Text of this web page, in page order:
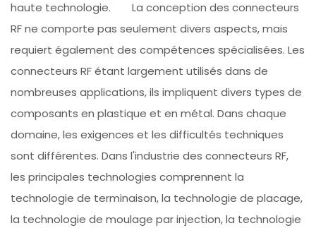
haute technologie. La conception des connecteurs
RF ne comporte pas seulement divers aspects, mais
requiert également des compétences spécialisées. Les
connecteurs RF étant largement utilisés dans de
nombreuses applications, ils impliquent divers types de
composants en plastique et en métal. Dans chaque
domaine, les exigences et les difficultés techniques
sont différentes. Dans l'industrie des connecteurs RF,
les principales technologies comprennent la
technologie de terminaison, la technologie de placage,
la technologie de moulage par injection, la technologie